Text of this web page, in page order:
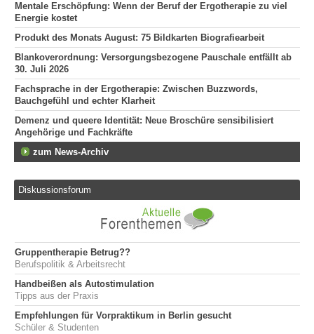
Mentale Erschöpfung: Wenn der Beruf der Ergotherapie zu viel
Energie kostet
Produkt des Monats August: 75 Bildkarten Biografiearbeit
Blankoverordnung: Versorgungsbezogene Pauschale entfällt ab
30. Juli 2026
Fachsprache in der Ergotherapie: Zwischen Buzzwords,
Bauchgefühl und echter Klarheit
Demenz und queere Identität: Neue Broschüre sensibilisiert
Angehörige und Fachkräfte
zum News-Archiv
Diskussionsforum
Gruppentherapie Betrug??
Berufspolitik & Arbeitsrecht
Handbeißen als Autostimulation
Tipps aus der Praxis
Empfehlungen für Vorpraktikum in Berlin gesucht
Schüler & Studenten